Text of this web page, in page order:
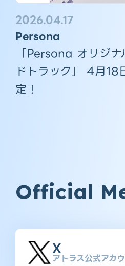
2026.04.17
Persona
「Persona オリジ
ドトラック」 4月18
定！
Official
X
アトラス公式アカ